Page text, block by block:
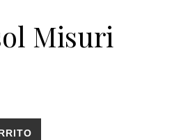
Misuri
18,00 €.
es: 7,95 €.